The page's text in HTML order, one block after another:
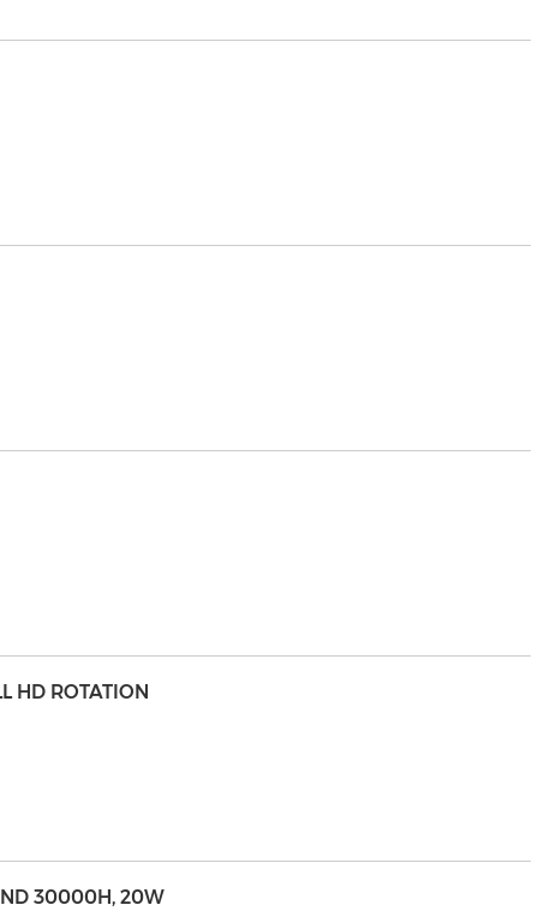
HD ROTATION
30000H, 20W